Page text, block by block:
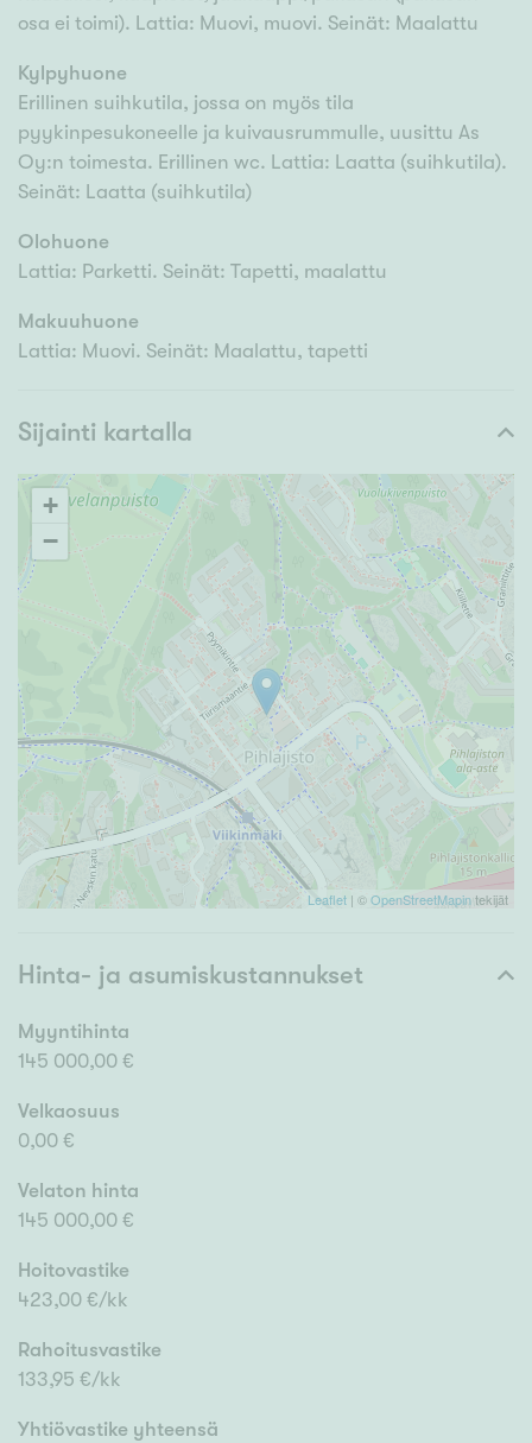
osa ei toimi). Lattia: Muovi, muovi. Seinät: Maalattu
Kylpyhuone
Erillinen suihkutila, jossa on myös tila
pyykinpesukoneelle ja kuivausrummulle, uusittu As
Oy:n toimesta. Erillinen wc. Lattia: Laatta (suihkutila).
Seinät: Laatta (suihkutila)
Olohuone
Lattia: Parketti. Seinät: Tapetti, maalattu
Makuuhuone
Lattia: Muovi. Seinät: Maalattu, tapetti
Sijainti kartalla
+
−
Leaflet | ©OpenStreetMapintekijät
Hinta- ja asumiskustannukset
Myyntihinta
145 000,00 €
Velkaosuus
0,00 €
Velaton hinta
145 000,00 €
Hoitovastike
423,00 €/kk
Rahoitusvastike
133,95 €/kk
Yhtiövastike yhteensä